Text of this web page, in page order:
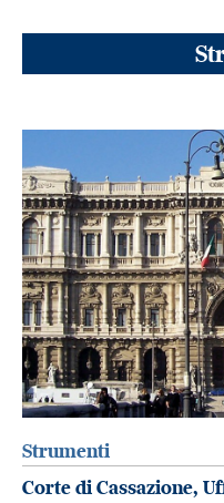
Strumenti
Corte di Cassazione,